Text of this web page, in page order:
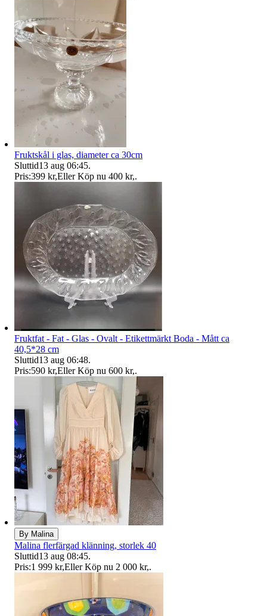
Fruktskål i glas, diameter ca 30cm
Sluttid13 aug 06:45.
Pris:399 kr,Eller Köp nu 400 kr,.
Fruktfat - Fat - Glas - Ovalt - Etikettmärkt Boda - Mått ca
40,5*28 cm
Sluttid13 aug 06:48.
Pris:590 kr,Eller Köp nu 600 kr,.
By Malina
Malina flerfärgad klänning, storlek 40
Sluttid13 aug 08:45.
Pris:1 999 kr,Eller Köp nu 2 000 kr,.